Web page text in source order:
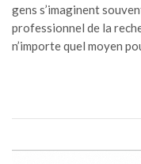
gens s’imaginent
professionnel de la
n’importe quel moyen